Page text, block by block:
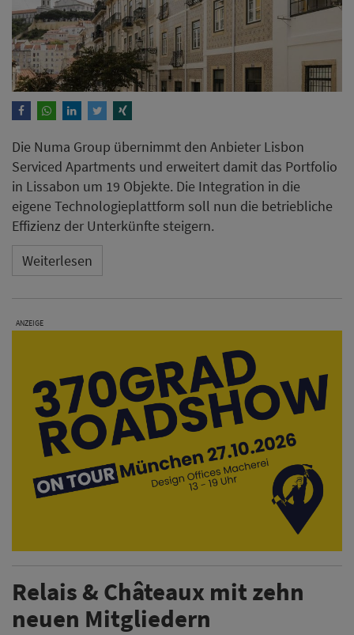
Die Numa Group übernimmt den Anbieter Lisbon
Serviced Apartments und erweitert damit das Portfolio
in Lissabon um 19 Objekte. Die Integration in die
eigene Technologieplattform soll nun die betriebliche
Effizienz der Unterkünfte steigern.
Weiterlesen
ANZEIGE
Relais & Châteaux mit zehn
neuen Mitgliedern